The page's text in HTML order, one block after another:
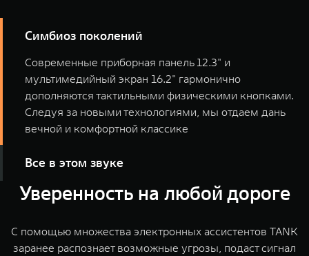
Симбиоз поколений
Современные приборная панель 12.3" и
мультимедийный экран 16.2" гармонично
дополняются тактильными физическими кнопками.
Следуя за новыми технологиями, мы отдаем дань
вечной и комфортной классике
Все в этом звуке
Благодаря современным инженерным и
технологическим решениям, новая премиальная
Вас в атмосферу любимого симфонического концерта
Уверенность на любой дороге
С помощью множества электронных ассистентов TANK
заранее распознает возможные угрозы, подаст сигнал